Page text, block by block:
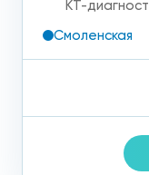
КТ-диагност
Смоленская